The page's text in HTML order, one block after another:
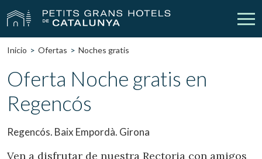
Nuestros Hoteles Escapadas
Bodas
Cheques Regalo
Contacto Mi reserva
Inicio Ofertas Noches gratis
Oferta Noche gratis en
Regencós
Regencós. Baix Empordà. Girona
Ven a disfrutar de nuestra Rectoria con amigos